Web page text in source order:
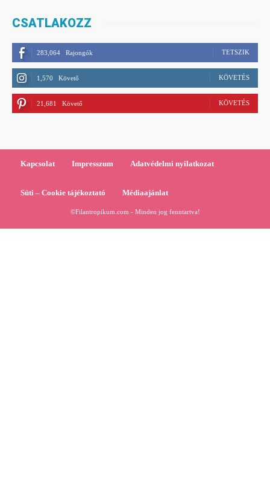
CSATLAKOZZ
283,064 Rajongók TETSZIK
1,570 Követő KÖVETÉS
21,681 Követő KÖVETÉS
Kapcsolat Impresszum Adatvédelmi nyilatkozat
Süti – Cookie tájékoztató Médiaajánlat
©Filantropikum.com - Minden jog fenntartva!